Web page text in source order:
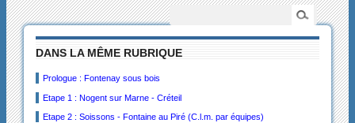
DANS LA MÊME RUBRIQUE
Prologue : Fontenay sous bois
Etape 1 : Nogent sur Marne - Créteil
Etape 2 : Soissons - Fontaine au Piré (C.l.m. par équipes)